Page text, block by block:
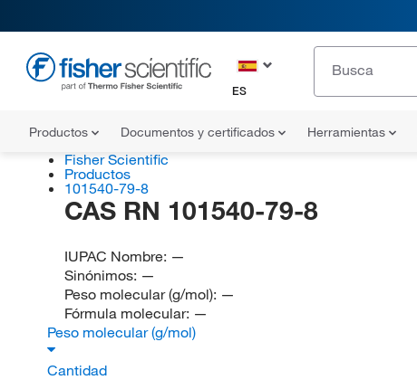
ES
Productos Documentos y certificados Herramientas
Fisher Scientific
Productos
101540-79-8
CAS RN 101540-79-8
IUPAC Nombre: —
Sinónimos: —
Peso molecular (g/mol): —
Fórmula molecular: —
Peso molecular (g/mol)
Cantidad